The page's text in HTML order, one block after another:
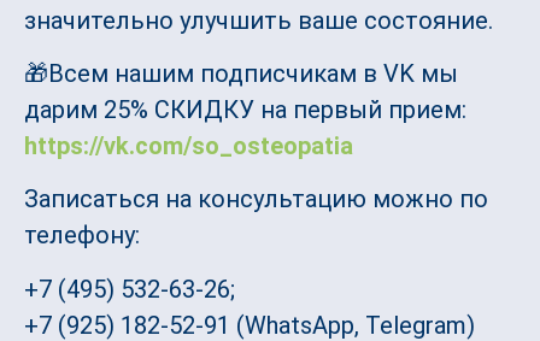
значительно улучшить ваше состояние.
🎁Всем нашим подписчикам в VK мы
дарим 25% СКИДКУ на первый прием:
https://vk.com/so_osteopatia
Записаться на консультацию можно по
телефону:
+7 (495) 532-63-26;
+7 (925) 182-52-91 (WhatsApp, Telegram)